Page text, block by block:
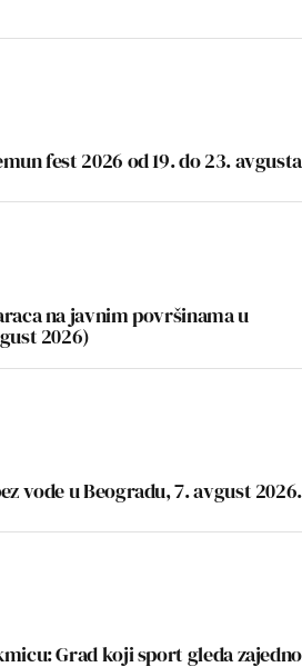
fest 2026 od 19. do 23. avgusta
na javnim površinama u
2026)
vode u Beogradu, 7. avgust 2026.
Grad koji sport gleda zajedno